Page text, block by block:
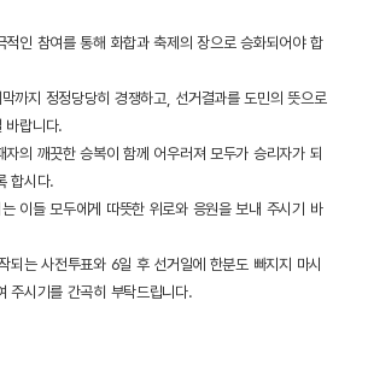
적인 참여를 통해 화합과 축제의 장으로 승화되어야 합
까지 정정당당히 경쟁하고, 선거결과를 도민의 뜻으로
바랍니다.
의 깨끗한 승복이 함께 어우러져 모두가 승리자가 되
합시다.
이들 모두에게 따뜻한 위로와 응원을 보내 주시기 바
되는 사전투표와 6일 후 선거일에 한분도 빠지지 마시
주시기를 간곡히 부탁드립니다.